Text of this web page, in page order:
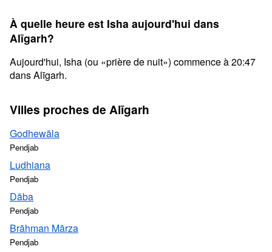
À quelle heure est Isha aujourd'hui dans
Alīgarh?
Aujourd'hui, Isha (ou «prière de nuit») commence à 20:47
dans Alīgarh.
Villes proches de Alīgarh
Godhewāla
Pendjab
Ludhiana
Pendjab
Dāba
Pendjab
Brāhman Mārza
Pendjab